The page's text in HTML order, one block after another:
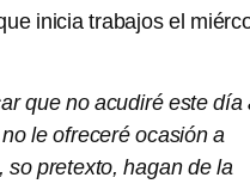
inicia trabajos el
que no acudiré este día
le ofreceré ocasión a
pretexto, hagan de la